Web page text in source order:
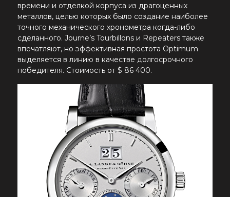
времени и отделкой корпуса из драгоценных
металлов, целью которых было создание наиболее
точного механического хронометра когда-либо
сделанного. Journe’s Tourbillons и Repeaters также
впечатляют, но эффективная простота Optimum
выделяется в линию в качестве долгосрочного
победителя. Стоимость от $ 86 400.